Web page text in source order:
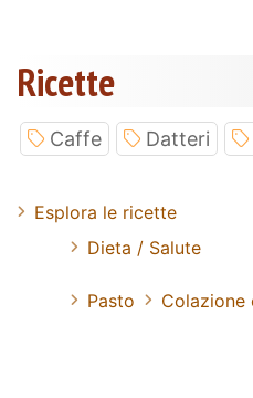
Ricette
Caffe Datteri
Esplora le ricette
Dieta / Salute
Pasto Colazione